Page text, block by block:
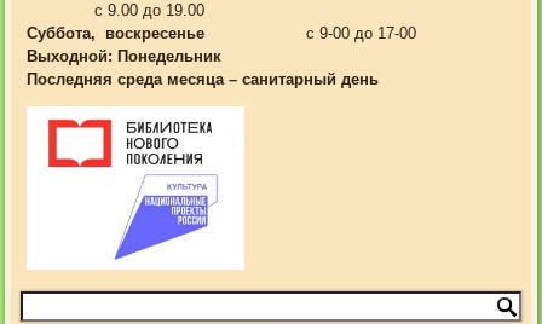
с 9.00 до 19.00
Суббота, воскресенье
с 9-00 до 17-00
Выходной: Понедельник
Последняя среда месяца – санитарный день